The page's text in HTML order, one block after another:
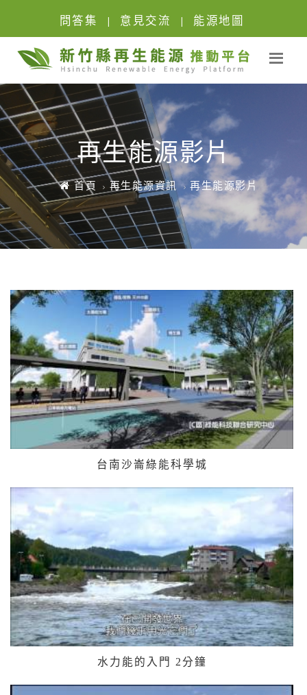
問答集 | 意見交流 | 能源地圖
再生能源影片
首頁 再生能源資訊 再生能源影片
台南沙崙綠能科學城
水力能的入門 2分鐘